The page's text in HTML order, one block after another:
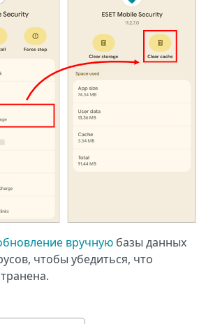
вручную базы данных
чтобы убедиться, что